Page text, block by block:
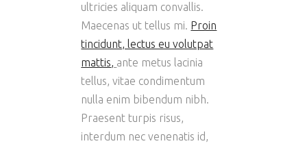
ultricies aliquam convallis.
Maecenas ut tellus mi. Proin
tincidunt, lectus eu volutpat
mattis, ante metus lacinia
tellus, vitae condimentum
nulla enim bibendum nibh.
Praesent turpis risus,
interdum nec venenatis id,